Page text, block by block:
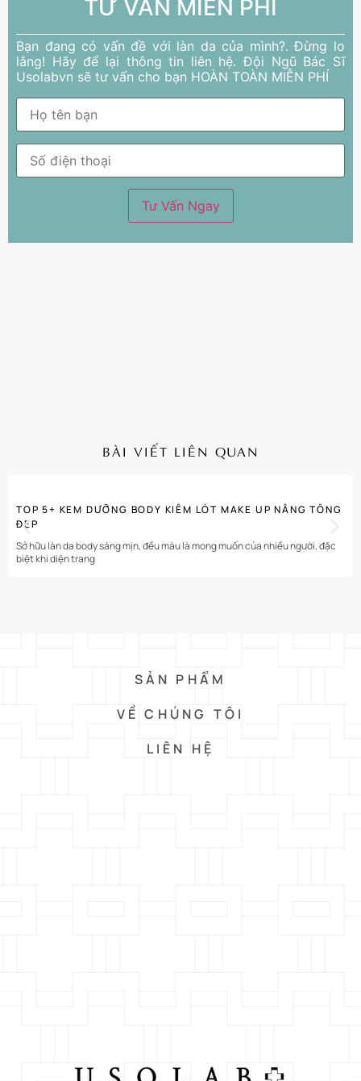
TƯ VẤN MIỄN PHÍ
Bạn đang có vấn đề với làn da của mình?. Đừng lo
lắng! Hãy để lại thông tin liên hệ. Đội Ngũ Bác Sĩ
Usolabvn sẽ tư vấn cho bạn HOÀN TOÀN MIỄN PHÍ
BÀI VIẾT LIÊN QUAN
TOP 5+ KEM DƯỠNG BODY KIÊM LÓT MAKE UP NÂNG TÔNG
ĐẸP
Sở hữu làn da body sáng mịn, đều màu là mong muốn của nhiều người, đặc
biệt khi diện trang
SẢN PHẨM
VỀ CHÚNG TÔI
LIÊN HỆ